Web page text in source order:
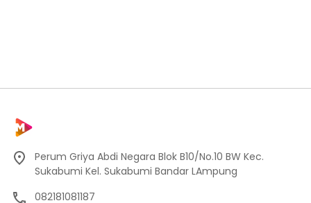
Perum Griya Abdi Negara Blok B10/No.10 BW Kec.
Sukabumi Kel. Sukabumi Bandar LAmpung
082181081187